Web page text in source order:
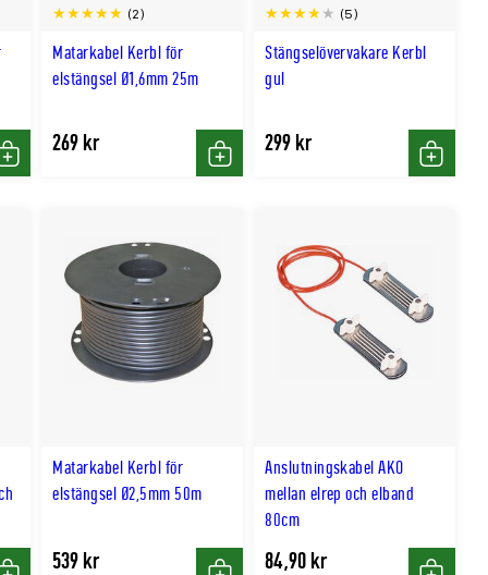
Köp
Matarkabel Kerbl för
elstängsel Ø1,6mm 25m
(2)
269 kr
Köp
Stängselövervakare Kerbl
gul
(5)
299 kr
Köp
Matarkabel Kerbl för
elstängsel Ø2,5mm 50m
539 kr
Anslutningskabel AKO
mellan elrep och elband
80cm
84,90 kr